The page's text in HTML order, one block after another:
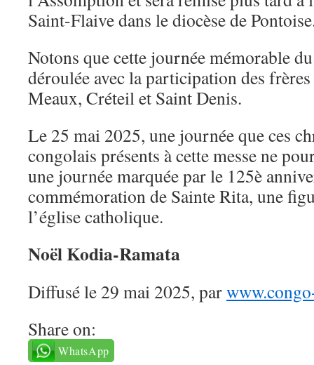
Saint-Flaive dans le diocèse de
Notons que cette journée mémorable
déroulée avec la participation des
Meaux, Créteil et Saint Denis.
Le 25 mai 2025, une journée que ces
congolais présents à cette messe ne
une journée marquée par le 125è
commémoration de Sainte Rita, une
l’église catholique.
Noël Kodia-Ramata
Diffusé le 29 mai 2025, par
Share on:
WhatsApp